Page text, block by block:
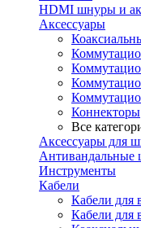
HDMI шнуры и
Аксессуары
Коннекторы
Все
Аксессуары для
Антивандальные
Инструменты
Кабели
Кабели для
Кабели для